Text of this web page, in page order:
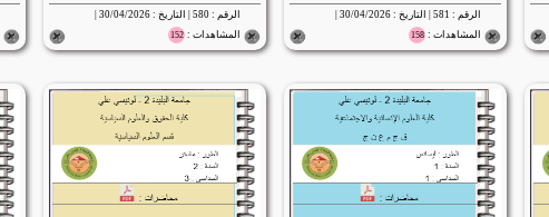
المشاهدات : 158
المشاهدات : 152